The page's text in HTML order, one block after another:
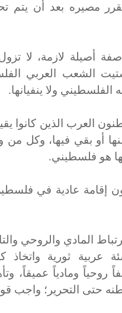
مصيره بعد أن يتم
أصيلة لازمة، لا
الشعب العربي
الفلسطيني ولا ينفيانها.
العرب الذين
منها أو بقي فيها، وكل
هو فلسطيني.
إقامة عادية في
المادي والروحي
عربية ثورية واتخاذ
روحياً ومادياً عميقاً،
حتى التحرير؛ واجب